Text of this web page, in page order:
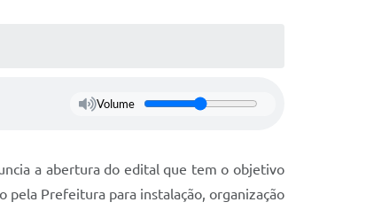
Volume
a abertura do edital que tem o objetivo
pela Prefeitura para instalação, organização